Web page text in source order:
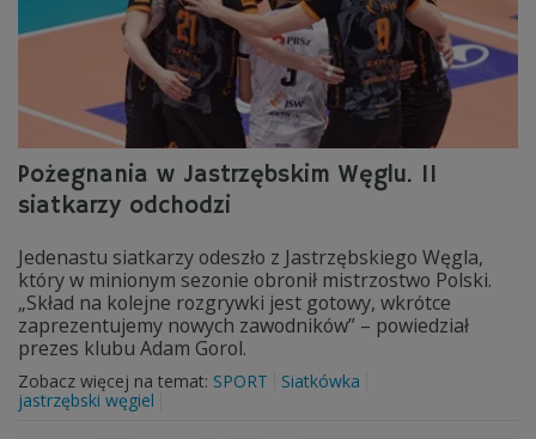
Pożegnania w Jastrzębskim Węglu. 11
siatkarzy odchodzi
Jedenastu siatkarzy odeszło z Jastrzębskiego Węgla,
który w minionym sezonie obronił mistrzostwo Polski.
„Skład na kolejne rozgrywki jest gotowy, wkrótce
zaprezentujemy nowych zawodników” – powiedział
prezes klubu Adam Gorol.
Zobacz więcej na temat: SPORT
Siatkówka
jastrzębski węgiel